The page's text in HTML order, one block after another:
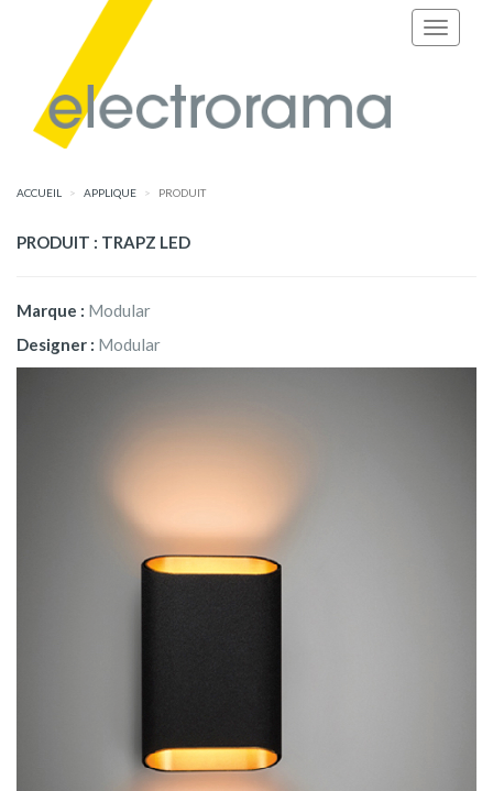
ACCUEIL APPLIQUE PRODUIT
PRODUIT : TRAPZ LED
Marque : Modular
Designer : Modular